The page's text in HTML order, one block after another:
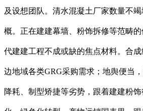
及设想团队。清水混凝土厂家数量不
概。正在建建幕墙、粉饰拆修等范畴
代建建工程不成或缺的焦点材料。合
边地域各类GRG采购需求；地舆便当
降耗、制型矫捷等劣势，跟着建建粉